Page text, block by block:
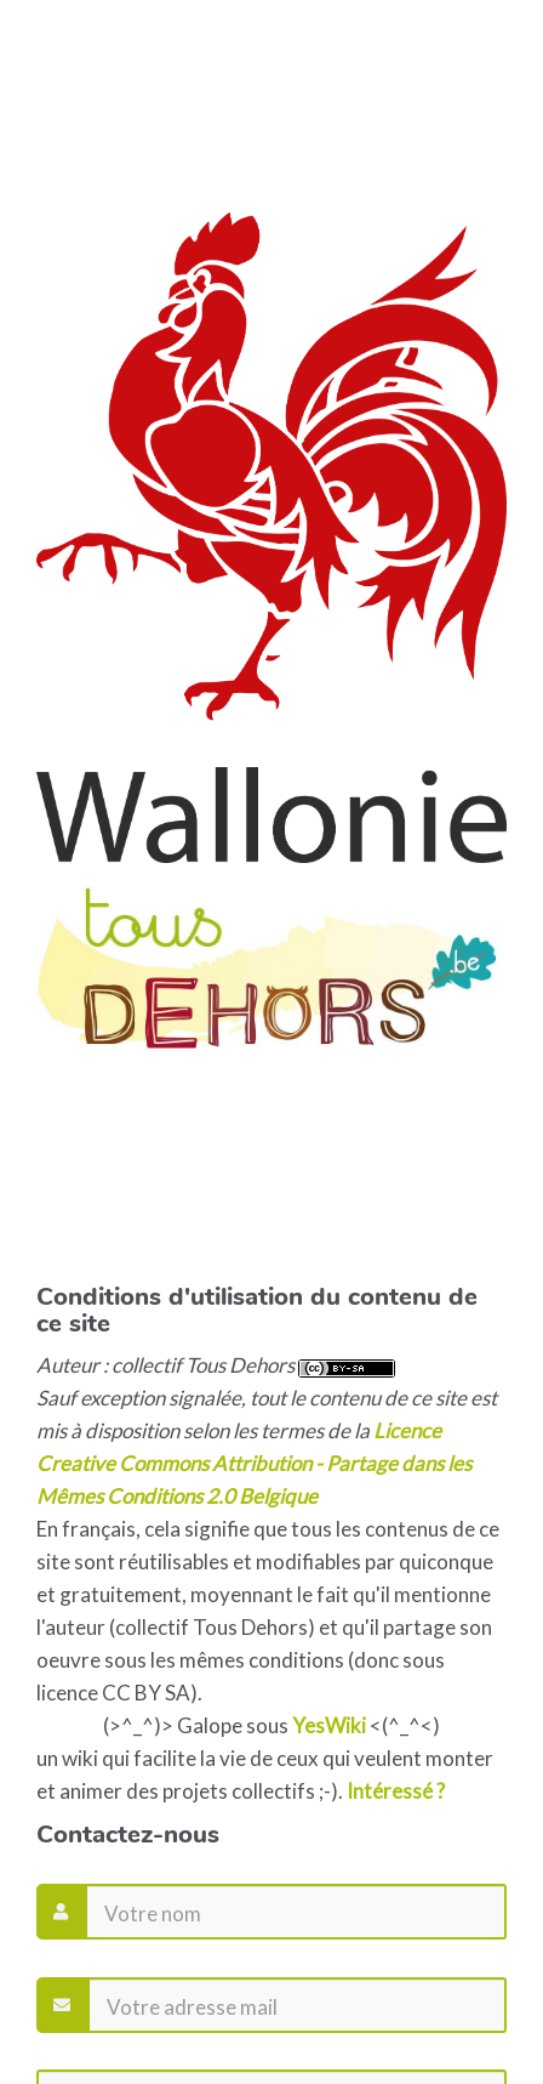
Conditions d'utilisation du contenu de
ce site
Auteur : collectif Tous Dehors
Sauf exception signalée, tout le contenu de ce site est
mis à disposition selon les termes de laLicence
Creative Commons Attribution - Partage dans les
Mêmes Conditions 2.0 Belgique
En français, cela signifie que tous les contenus de ce
site sont réutilisables et modifiables par quiconque
et gratuitement, moyennant le fait qu'il mentionne
l'auteur (collectif Tous Dehors) et qu'il partage son
oeuvre sous les mêmes conditions (donc sous
licence CC BY SA).
(>^_^)> Galope sousYesWiki<(^_^<)
un wiki qui facilite la vie de ceux qui veulent monter
et animer des projets collectifs ;-). Intéressé ?
Contactez-nous